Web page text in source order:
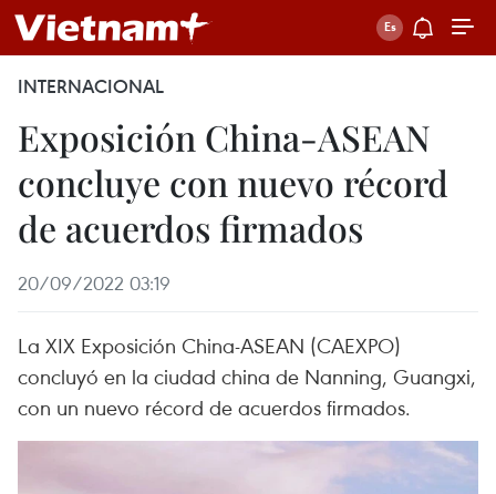
INTERNACIONAL
Exposición China-ASEAN
concluye con nuevo récord
de acuerdos firmados
20/09/2022 03:19
La XIX Exposición China-ASEAN (CAEXPO)
concluyó en la ciudad china de Nanning, Guangxi,
con un nuevo récord de acuerdos firmados.